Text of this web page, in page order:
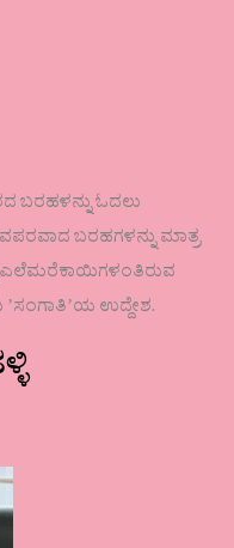
ಬರಹಳನ್ನು ಓದಲು
ಬರಹಗಳನ್ನು ಮಾತ್ರ
ಎಲೆಮರೆಕಾಯಿಗಳಂತಿರುವ
ಉದ್ದೇಶ.